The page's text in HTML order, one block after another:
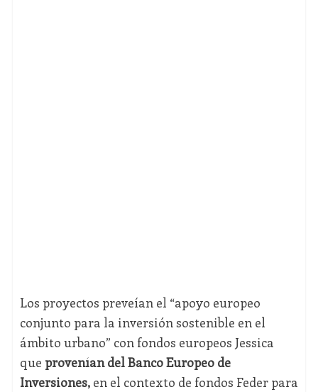
Los proyectos preveían el “apoyo europeo
conjunto para la inversión sostenible en el
ámbito urbano” con fondos europeos Jessica
que provenían del Banco Europeo de
Inversiones, en el contexto de fondos Feder para